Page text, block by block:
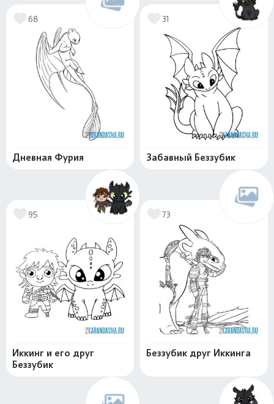
68
Дневная Фурия
31
Забавный Беззубик
95
Иккинг и его друг
Беззубик
73
Беззубик друг Иккинга